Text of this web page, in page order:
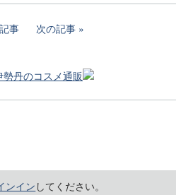
事 次の記事
ンイン してください。